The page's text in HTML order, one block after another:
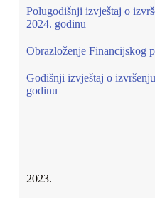
Polugodišnji izvještaj o
2024. godinu
Obrazloženje Financijskog
Godišnji izvještaj o
godinu
2023.